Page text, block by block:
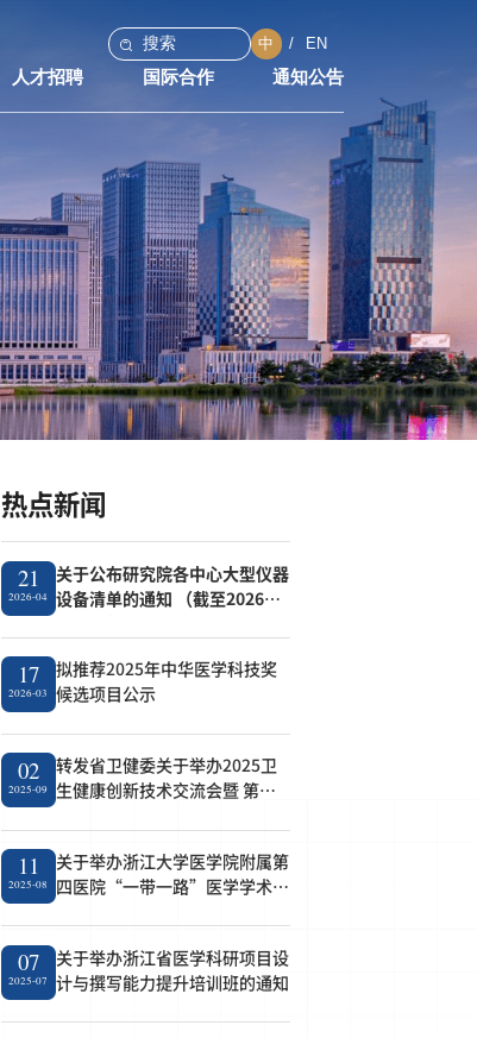
中 EN
人才招聘 国际合作 通知公告
热点新闻
21
2026-04
关于公布研究院各中心大型仪器
设备清单的通知 （截至2026年4
17
2026-03
拟推荐2025年中华医学科技奖
候选项目公示
02
2025-09
转发省卫健委关于举办2025卫
生健康创新技术交流会暨 第七
11
2025-08
关于举办浙江大学医学院附属第
四医院“一带一路”医学学术论
07
2025-07
关于举办浙江省医学科研项目设
计与撰写能力提升培训班的通知